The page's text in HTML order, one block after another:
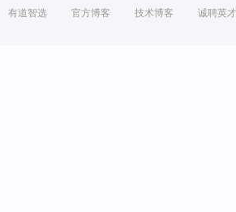
有道智选 官方博客 技术博客 诚聘英才